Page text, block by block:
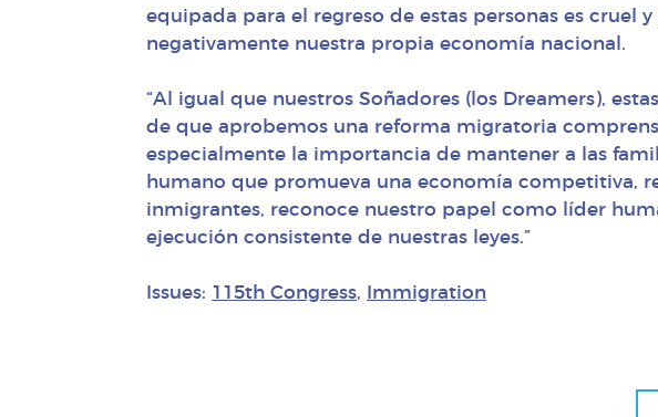
equipada para el regreso de estas personas es
negativamente nuestra propia economía nacional.
“Al igual que nuestros Soñadores (los Dreamers),
de que aprobemos una reforma migratoria
especialmente la importancia de mantener a las
humano que promueva una economía competitiva,
inmigrantes, reconoce nuestro papel como líder
ejecución consistente de nuestras leyes.”
Issues: 115th Congress, Immigration